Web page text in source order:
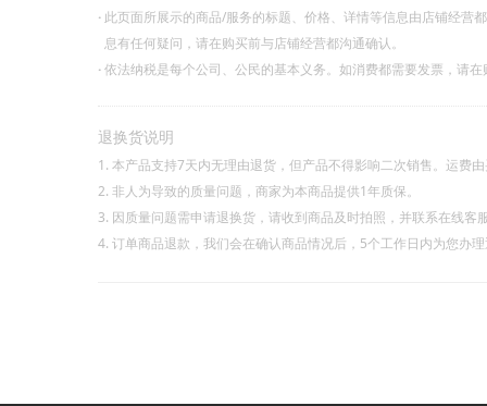
· 此页面所展示的商品/服务的标题、价格、详情等信息由店铺经营
息有任何疑问，请在购买前与店铺经营都沟通确认。
·依法纳税是每个公司、公民的基本义务。如消费都需要发票，请
退换货说明
1. 本产品支持7天内无理由退货，但产品不得影响二次销售。运费
2. 非人为导致的质量问题，商家为本商品提供1年质保。
3. 因质量问题需申请退换货，请收到商品及时拍照，并联系在线客
4. 订单商品退款，我们会在确认商品情况后，5个工作日内为您办